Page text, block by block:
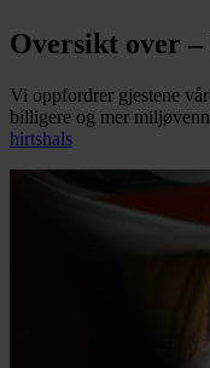
Oversikt over
Vi oppfordrer gjestene
billigere og mer
hirtshals